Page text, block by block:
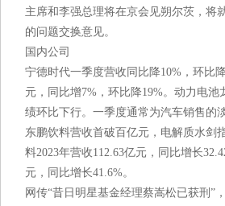
主席和李强总理将在京会见朔尔茨，将
的问题交换意见。
国内公司
宁德时代一季度营收同比降10%，环比
元，同比增7%，环比降19%。动力电池
绩环比下行。一季度通常为汽车销售的淡
东鹏饮料营收首破百亿元，电解质水剑
料2023年营收112.63亿元，同比增长
元，同比增长41.6%。
网传“昔日明星基金经理蔡嵩松已获刑”